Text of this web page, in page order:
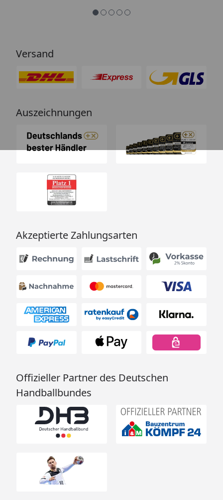
Versand
Auszeichnungen
Akzeptierte Zahlungsarten
Offizieller Partner des Deutschen
Handballbundes